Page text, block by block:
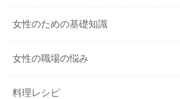
女性のための基礎知識
女性の職場の悩み
料理レシピ